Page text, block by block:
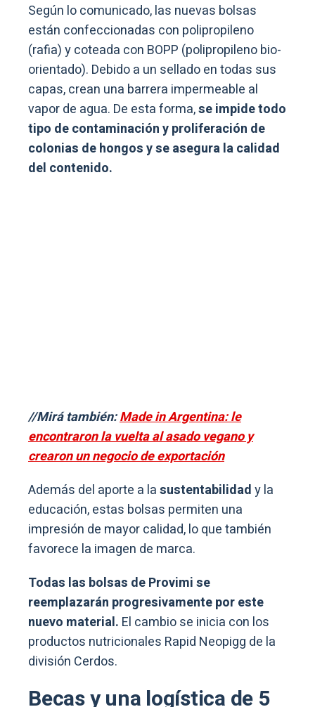
Según lo comunicado, las nuevas bolsas
están confeccionadas con polipropileno
(rafia) y coteada con BOPP (polipropileno bio-
orientado). Debido a un sellado en todas sus
capas, crean una barrera impermeable al
vapor de agua. De esta forma,se impide todo
tipo de contaminación y proliferación de
colonias de hongos y se asegura la calidad
del contenido.
//Mirá también:Made in Argentina: le
encontraron la vuelta al asado vegano y
crearon un negocio de exportación
Además del aporte a lasustentabilidady la
educación, estas bolsas permiten una
impresión de mayor calidad, lo que también
favorece la imagen de marca.
Todas las bolsas de Provimi se
reemplazarán progresivamente por este
nuevo material. El cambio se inicia con los
productos nutricionales Rapid Neopigg de la
división Cerdos.
Becas y una logística de 5